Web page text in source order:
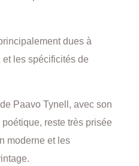
dues à
et les spécificités de
de Paavo Tynell, avec son
reste très prisée
moderne et les